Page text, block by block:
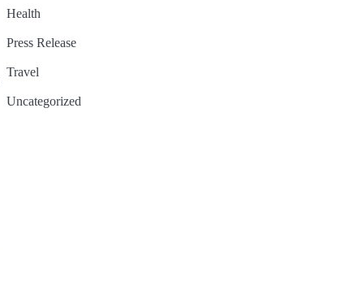
Health
Press Release
Travel
Uncategorized